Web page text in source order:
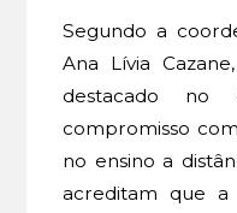
Segundo a
Ana Lívia
destacado no
compromisso
no ensino a
acreditam que